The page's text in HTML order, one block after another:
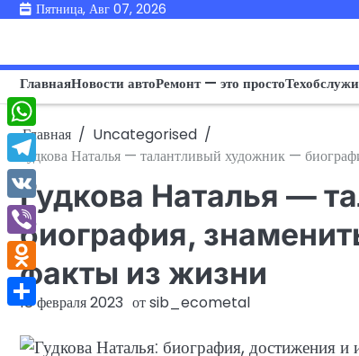
ПерейтиПятница, Авг 07, 2026
ГлавнаяНовости автоРемонт — это просто
Главная
Uncategorised
Гудкова Наталья — талантливый художник —
Гудкова Наталья —
биография,
факты из жизни
18 февраля 2023 отsib_ecometal
WhatsApp
Telegram
VK
Viber
Odnoklassniki